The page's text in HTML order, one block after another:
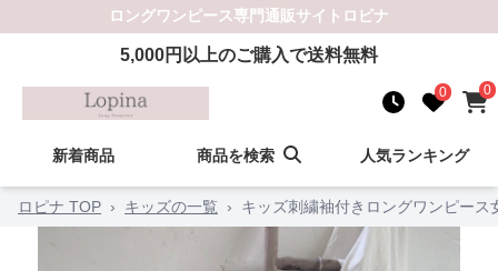
ロングワンピース専門通販サイト ロピナ
5,000円以上のご購入で送料無料
0 0
新着商品 商品を検索 人気ランキング
ロピナ TOP › キッズの一覧 › キッズ刺繍袖付きロングワンピース